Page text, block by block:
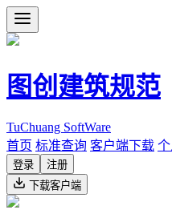
图创建筑规范
TuChuang SoftWare
首页 标准查询 客户端下载
登录
注册
下载客户端